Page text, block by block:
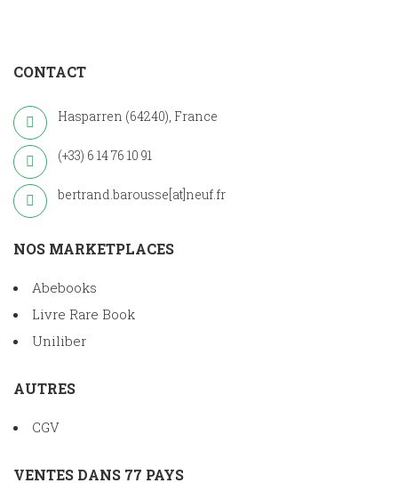
CONTACT
Hasparren (64240), France
(+33) 6 14 76 10 91
bertrand.barousse[at]neuf.fr
NOS MARKETPLACES
Abebooks
Livre Rare Book
Uniliber
AUTRES
CGV
VENTES DANS 77 PAYS